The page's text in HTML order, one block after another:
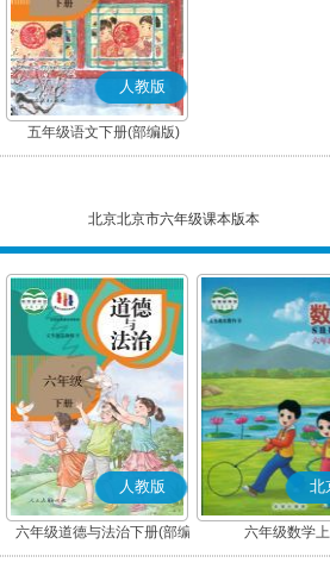
人教版
五年级语文下册(部编版)
北京北京市六年级课本版本
人教版
六年级道德与法治下册(部编
版)
北
六年级数学